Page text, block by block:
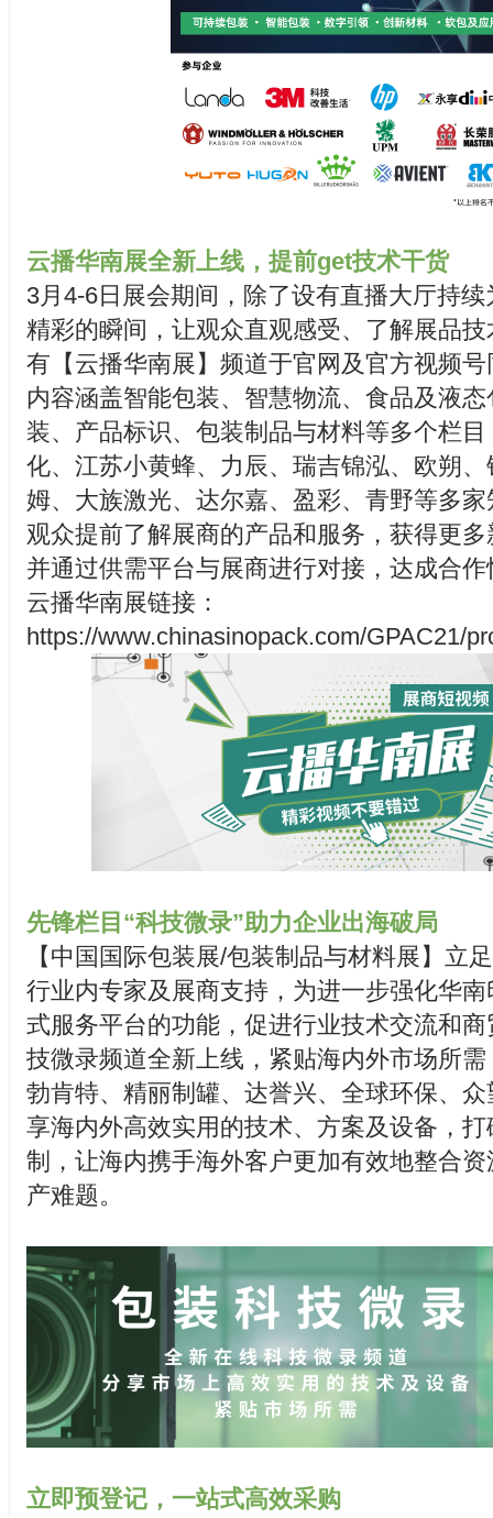
云播华南展全新上线，提前get技术干货
3月4-6日展会期间，除了设有直播大厅持
精彩的瞬间，让观众直观感受、了解展品
有【云播华南展】频道于官网及官方视频
内容涵盖智能包装、智慧物流、食品及液
装、产品标识、包装制品与材料等多个栏
化、江苏小黄蜂、力辰、瑞吉锦泓、欧朔
姆、大族激光、达尔嘉、盈彩、青野等多
观众提前了解展商的产品和服务，获得更
并通过供需平台与展商进行对接，达成合
云播华南展链接：
https://www.chinasinopack.com/GPAC21/
先锋栏目“科技微录”助力企业出海破局
【中国国际包装展/包装制品与材料展】立
行业内专家及展商支持，为进一步强化华
式服务平台的功能，促进行业技术交流和
技微录频道全新上线，紧贴海内外市场所
勃肯特、精丽制罐、达誉兴、全球环保、
享海内外高效实用的技术、方案及设备，
制，让海内携手海外客户更加有效地整合
产难题。
立即预登记，一站式高效采购